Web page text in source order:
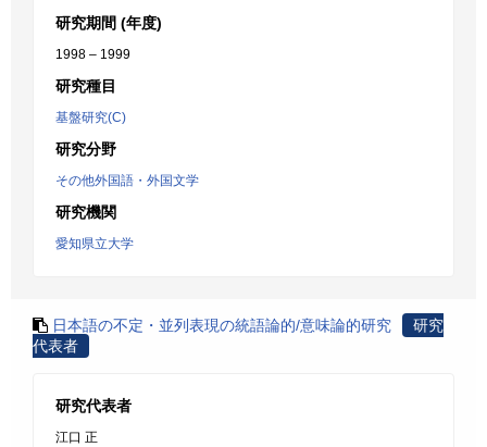
研究期間 (年度)
1998 – 1999
研究種目
基盤研究(C)
研究分野
その他外国語・外国文学
研究機関
愛知県立大学
日本語の不定・並列表現の統語論的/意味論的研究
研究
代表者
研究代表者
江口 正